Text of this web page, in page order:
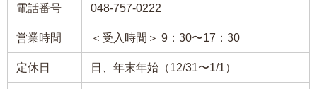
電話番号 048-757-0222
営業時間 ＜受入時間＞ 9：30〜17：30
定休日 日、年末年始（12/31〜1/1）